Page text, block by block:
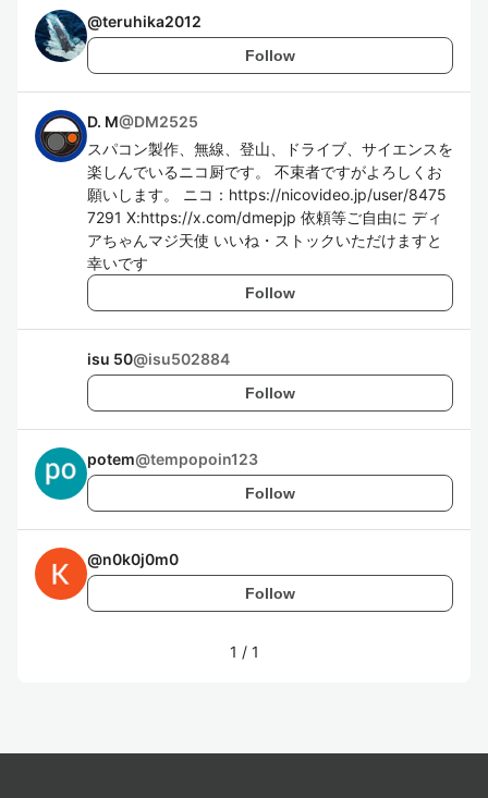
@teruhika2012
Follow
D. M@DM2525
スパコン製作、無線、登山、ドライブ、サイエンスを
楽しんでいるニコ厨です。 不束者ですがよろしくお
願いします。 ニコ：https://nicovideo.jp/user/8475
7291 X:https://x.com/dmepjp 依頼等ご自由に ディ
アちゃんマジ天使 いいね・ストックいただけますと
幸いです
Follow
isu 50@isu502884
Follow
potem@tempopoin123
Follow
@n0k0j0m0
Follow
1 / 1